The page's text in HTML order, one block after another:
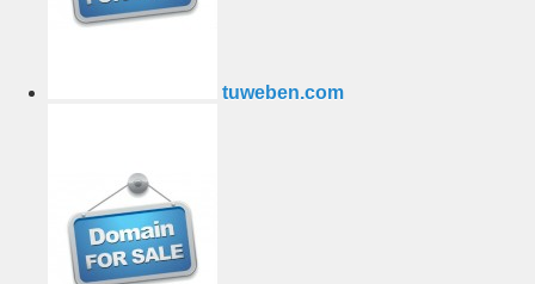
tuweben.com